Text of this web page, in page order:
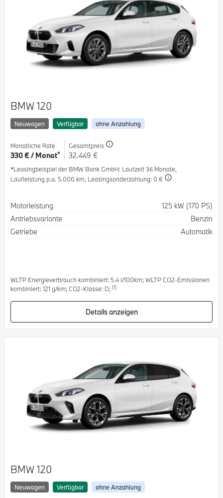
BMW 120
Neuwagen Verfügbar ohne Anzahlung
Monatliche Rate
330 € / Monat*
Gesamtpreis
32.449 €
*Leasingbeispiel der BMW Bank GmbH: Laufzeit 36 Monate,
Laufleistung p.a. 5.000 km, Leasingsonderzahlung: 0 €
Spezifikation
Motorleistung
125 kW (170 PS)
Antriebsvariante
Benzin
Getriebe
Automatik
WLTP Energieverbrauch kombiniert: 5.4 l/100km; WLTP CO2-Emissionen
kombiniert: 121 g/km; CO2-Klasse: D; [1]
Details anzeigen
BMW 120
Neuwagen Verfügbar ohne Anzahlung